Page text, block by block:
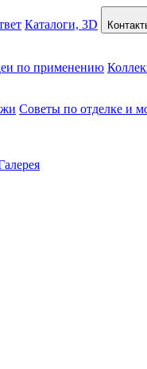
Каталоги, 3D
по применению
Советы по отделке и